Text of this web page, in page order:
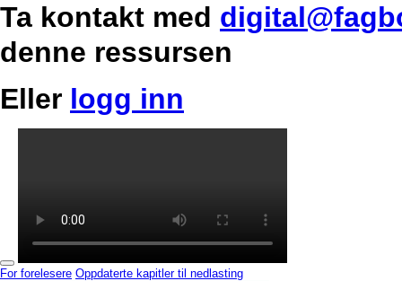
Ta kontakt med
denne ressursen
Eller logg inn
For forelesere Oppdaterte kapitler til nedlasting